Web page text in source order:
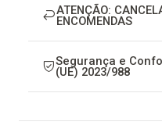
ATENÇÃO:
ENCOMENDAS
Segurança e
(UE) 2023/988